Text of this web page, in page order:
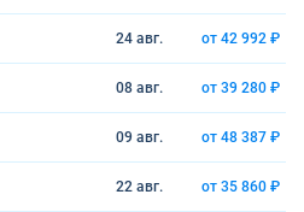
24 авг. от 42 992 ₽
08 авг. от 39 280 ₽
09 авг. от 48 387 ₽
22 авг. от 35 860 ₽